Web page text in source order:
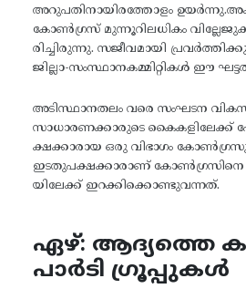
അറുപതിനായിരത്തോളം
കോൺഗ്രസ് മുന്നൂറിലധികം
രിച്ചിരുന്നു. സജീവമായി
ജില്ലാ-സംസ്ഥാനകമ്മിറ്റികൾ ഈ
അടിസ്ഥാനതലം വരെ സംഘടന
സാധാരണക്കാരുടെ
ക്ഷക്കാരായ ഒരു വിഭാഗം
ഇടതുപക്ഷക്കാരാണ് കോൺഗ്രസിനെ
യിലേക്ക് ഇറക്കിക്കൊണ്ടുവന്നത്.
ഏഴ്: ആദ്യത്തെ
പാർടി ഗ്രൂപ്പുകൾ